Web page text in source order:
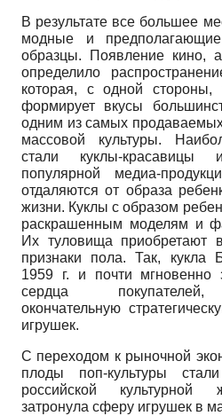
В результате все большее
модные и
образцы. Появление кино,
определило
которая, с одной стороны,
формирует вкусы
одним из самых
массовой культуры.
стали куклы-красавицы
популярной медиа-
отдаляются от образа
жизни. Куклы с образом
раскрашенным моделям и
Их туловища приобретают
признаки пола. Так, кукла
1959 г. и почти
сердца покупателей,
окончательную
игрушек.
С переходом к рыночной
плоды поп-культуры
российской культурной
затронула сферу игрушек в